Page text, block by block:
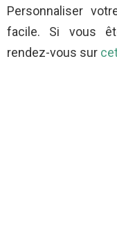
Personnaliser
facile. Si vous
rendez-vous sur